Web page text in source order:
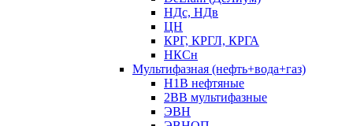
НДс, НДв
ЦН
КРГ, КРГЛ, КРГА
НКСн
Мультифазная (нефть+вода+газ)
Н1В нефтяные
2ВВ мультифазные
ЭВН